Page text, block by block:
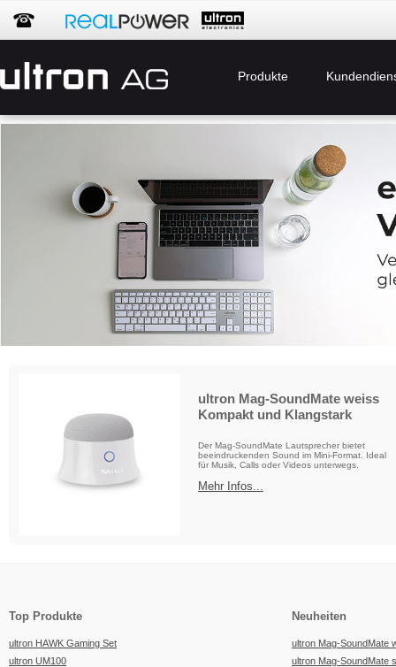
Produkte
ultron Mag-SoundMate weiss
Kompakt und Klangstark
Der Mag-SoundMate Lautsprecher bietet
beeindruckenden Sound im Mini-Format. Ideal
für Musik, Calls oder Videos unterwegs.
Mehr Infos...
Top Produkte
ultron HAWK Gaming Set
ultron UM100
Neuheiten
ultron Mag-SoundMate
ultron Mag-SoundMate